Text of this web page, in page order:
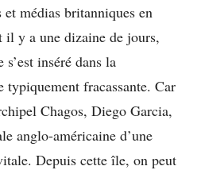
médias britanniques en
y a une dizaine de jours,
inséré dans la
typiquement fracassante. Car
Chagos, Diego Garcia,
anglo-américaine d’une
Depuis cette île, on peut